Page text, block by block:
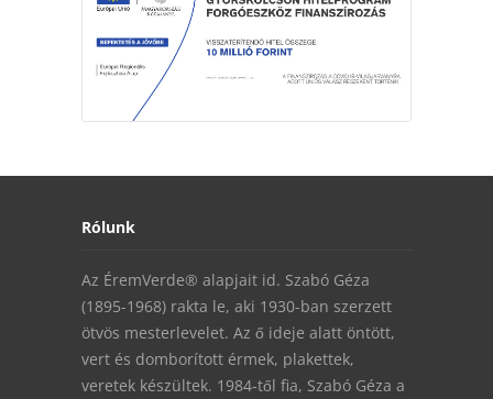
Rólunk
Az ÉremVerde® alapjait id. Szabó Géza
(1895-1968) rakta le, aki 1930-ban szerzett
ötvös mesterlevelet. Az ő ideje alatt öntött,
vert és domborított érmek, plakettek,
veretek készültek. 1984-től fia, Szabó Géza a